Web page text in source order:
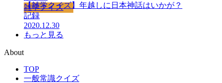
雑学クイズ
【雑学クイズ】年越しに日本神話はいかが？
記録
2020.12.30
もっと見る
About
TOP
一般常識クイズ